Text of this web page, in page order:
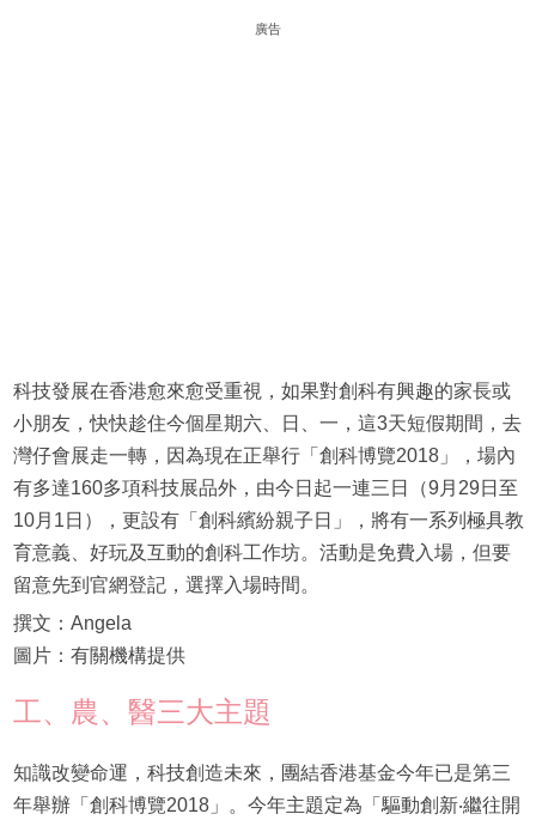
廣告
科技發展在香港愈來愈受重視，如果對創科有興趣的家長或
小朋友，快快趁住今個星期六、日、一，這3天短假期間，去
灣仔會展走一轉，因為現在正舉行「創科博覽2018」，場內
有多達160多項科技展品外，由今日起一連三日（9月29日至
10月1日），更設有「創科繽紛親子日」，將有一系列極具教
育意義、好玩及互動的創科工作坊。活動是免費入場，但要
留意先到官網登記，選擇入場時間。
撰文：Angela
圖片：有關機構提供
工、農、醫三大主題
知識改變命運，科技創造未來，團結香港基金今年已是第三
年舉辦「創科博覽2018」。今年主題定為「驅動創新‧繼往開